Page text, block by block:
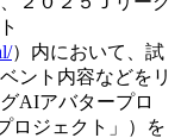
）内において、試
ント内容などをリ
AIアバタープロ
ロジェクト」）を